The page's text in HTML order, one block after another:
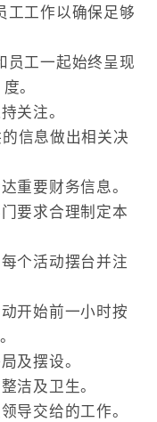
工工作以确保足够
员工一起始终呈现
。
关注。
信息做出相关决
重要财务信息。
要求合理制定本
个活动摆台并注
开始前一小时按
及摆设。
洁及卫生。
导交给的工作。